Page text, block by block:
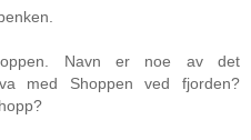
Navn er noe av det
med Shoppen ved fjorden?